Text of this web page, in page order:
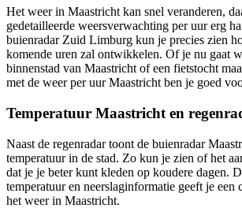
Het weer in Maastricht kan snel veranderen,
gedetailleerde weersverwachting per uur erg
buienradar Zuid Limburg kun je precies zien
komende uren zal ontwikkelen. Of je nu gaat
binnenstad van Maastricht of een fietstocht
met de weer per uur Maastricht ben je goed
Temperatuur Maastricht en
Naast de regenradar toont de buienradar
temperatuur in de stad. Zo kun je zien of het
dat je je beter kunt kleden op koudere dagen.
temperatuur en neerslaginformatie geeft je een
het weer in Maastricht.